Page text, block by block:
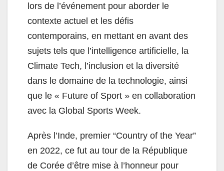
lors de l’événement pour aborder le
contexte actuel et les défis
contemporains, en mettant en avant des
sujets tels que l’intelligence artificielle, la
Climate Tech, l’inclusion et la diversité
dans le domaine de la technologie, ainsi
que le « Future of Sport » en collaboration
avec la Global Sports Week.
Après l’Inde, premier “Country of the Year”
en 2022, ce fut au tour de la République
de Corée d’être mise à l’honneur pour